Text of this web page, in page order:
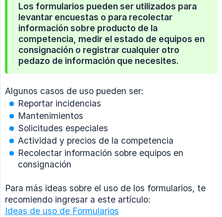
Los formularios pueden ser utilizados para
levantar encuestas o para recolectar
información sobre producto de la
competencia, medir el estado de equipos en
consignación o registrar cualquier otro
pedazo de información que necesites.
Algunos casos de uso pueden ser:
Reportar incidencias
Mantenimientos
Solicitudes especiales
Actividad y precios de la competencia
Recolectar información sobre equipos en
consignación
Para más ideas sobre el uso de los formularios, te
recomiendo ingresar a este artículo:
Ideas de uso de Formularios